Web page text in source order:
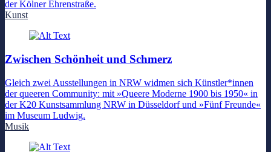
der Kölner Ehrenstraße.
Kunst
Zwischen Schönheit und Schmerz
Gleich zwei Ausstellungen in NRW widmen sich Künstler*innen
der queeren Community: mit »Queere Moderne 1900 bis 1950« in
der K20 Kunstsammlung NRW in Düsseldorf und »Fünf Freunde«
im Museum Ludwig.
Musik